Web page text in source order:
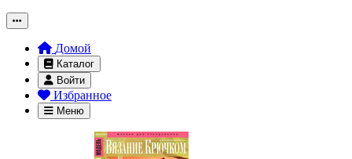
Домой
Каталог
Войти
Избранное
Меню